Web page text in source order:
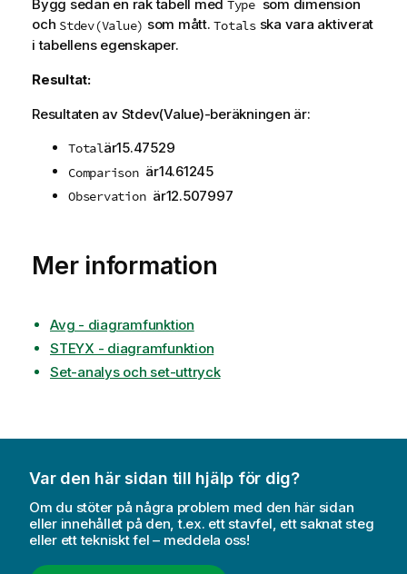
Bygg sedan en rak tabell med Type som dimension
och Stdev(Value) som mått.Totalsska vara aktiverat
i tabellens egenskaper.
Resultat:
Resultaten av Stdev(Value)-beräkningen är:
Totalär15.47529
Comparison är14.61245
Observation är12.507997
Mer information
Avg - diagramfunktion
STEYX - diagramfunktion
Set-analys och set-uttryck
Var den här sidan till hjälp för dig?
Om du stöter på några problem med den här sidan
eller innehållet på den, t.ex. ett stavfel, ett saknat steg
eller ett tekniskt fel – meddela oss!